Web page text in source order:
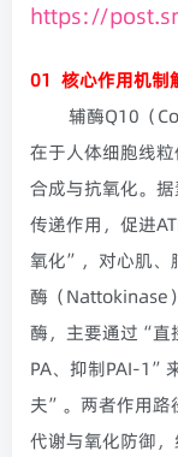
https://
01 核心作用机制
辅酶Q10（
在于人体细胞线粒
合成与抗氧化。
传递作用，促进
氧化”，对心肌、
酶（Nattokinase
酶，主要通过“
PA、抑制PAI-1”
夫”。两者作用路
代谢与氧化防御